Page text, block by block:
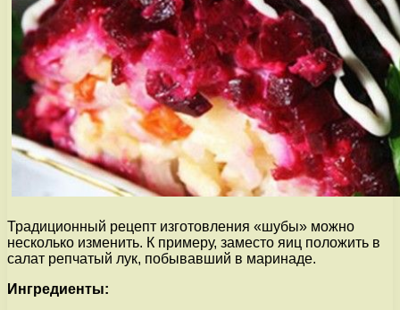
Традиционный рецепт изготовления «шубы» можно
несколько изменить. К примеру, заместо яиц положить в
салат репчатый лук, побывавший в маринаде.
Ингредиенты: